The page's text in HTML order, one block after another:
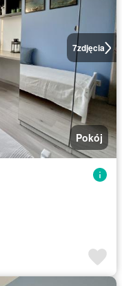
7zdjęcia
Pokój